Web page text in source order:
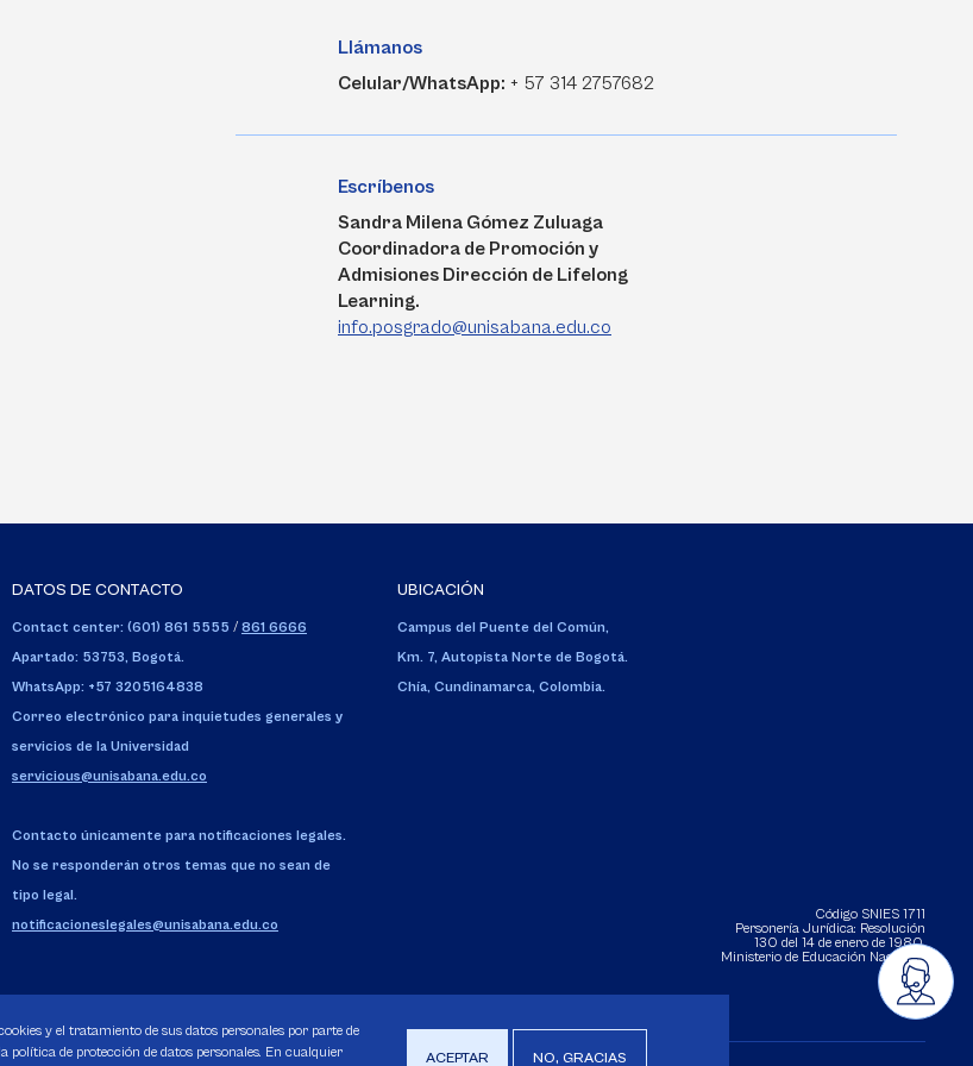
Llámanos
Celular/WhatsApp: + 57 314 2757682
Escríbenos
Sandra Milena Gómez Zuluaga
Coordinadora de Promoción y
Admisiones Dirección de Lifelong
Learning.
info.posgrado@unisabana.edu.co
DATOS DE CONTACTO
Contact center: (601) 861 5555 / 861 6666
Apartado: 53753, Bogotá.
WhatsApp: +57 3205164838
Correo electrónico para inquietudes generales y
servicios de la Universidad
servicious@unisabana.edu.co
Contacto únicamente para notificaciones legales.
No se responderán otros temas que no sean de
tipo legal.
notificacioneslegales@unisabana.edu.co
UBICACIÓN
Campus del Puente del Común,
Km. 7, Autopista Norte de Bogotá.
Chía, Cundinamarca, Colombia.
Código SNIES 1711
Personería Jurídica: Resolución
130 del 14 de enero de 1980.
Ministerio de Educación Nacional.
y el tratamiento de sus datos personales por parte de
política de protección de datos personales. En cualquier
ACEPTAR NO, GRACIAS